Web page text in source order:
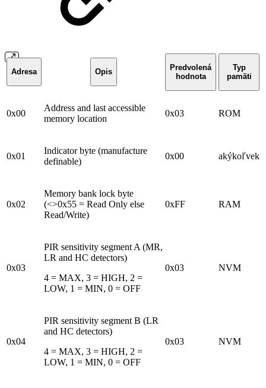
Adresa Opis
Predvolená
hodnota
Typ
pamäti
0x00
Address and last accessible
memory location
0x03 ROM
0x01
Indicator byte (manufacture
definable)
0x00 akýkoľvek
0x02
Memory bank lock byte
(<>0x55 = Read Only else
Read/Write)
0xFF RAM
0x03
PIR sensitivity segment A (MR,
LR and HC detectors)
4 = MAX, 3 = HIGH, 2 =
LOW, 1 = MIN, 0 = OFF
0x03 NVM
0x04
PIR sensitivity segment B (LR
and HC detectors)
4 = MAX, 3 = HIGH, 2 =
LOW, 1 = MIN, 0 = OFF
0x03 NVM